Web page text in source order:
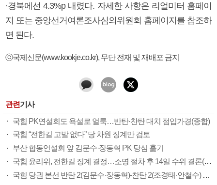
·경북에선 4.3%p 내렸다. 자세한 사항은 리얼미터 홈페이
지 또는 중앙선거여론조사심의위원회 홈페이지를 참조하
면 된다.
ⓒ국제신문(www.kookje.co.kr), 무단 전재 및 재배포 금지
관련기사
국힘 PK연설회도 욕설로 얼룩…반탄·찬탄 대치 점입가경(종합)
국힘 “전한길 고발 없다” 당 차원 징계만 검토
부산 합동연설회 앞 김문수·장동혁 PK 당심 훑기
국힘 윤리위, 전한길 징계 결정…소명 절차 후 14일 수위 결론(종합)
국힘 당권 본선 반탄 2(김문수·장동혁)-찬탄 2(조경태·안철수) 압축…당심 80% 어디로(종합)